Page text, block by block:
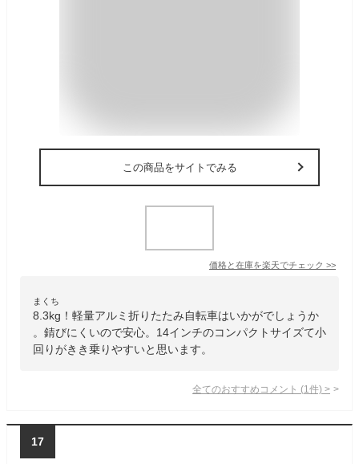
この商品をサイトでみる
価格と在庫を楽天でチェック >>
まくち
8.3kg！軽量アルミ折りたたみ自転車はいかがでしょうか
。錆びにくいので安心。14インチのコンパクトサイズて小
回りがきき乗りやすいと思います。
全てのおすすめコメント (1 件) >
17